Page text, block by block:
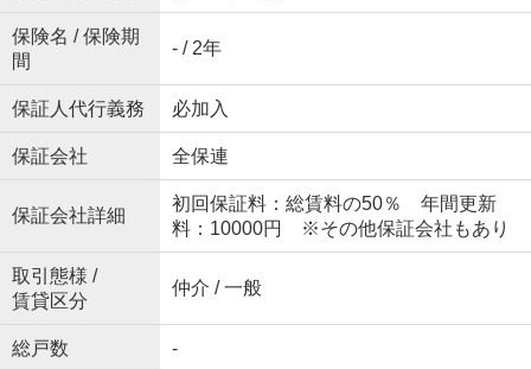
保険名 / 保険期
間
- / 2年
保証人代行義務 必加入
保証会社 全保連
保証会社詳細
初回保証料：総賃料の50％ 年間更新
料：10000円 ※その他保証会社もあり
取引態様 /
賃貸区分
仲介 / 一般
総戸数 -